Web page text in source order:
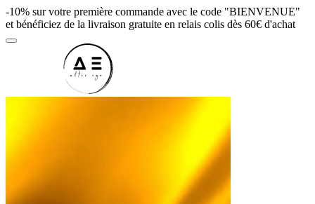
-10% sur votre première commande avec le code "BIENVENUE"
et bénéficiez de la livraison gratuite en relais colis dès 60€ d'achat